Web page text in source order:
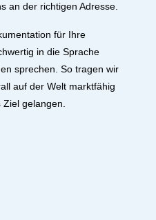
an der richtigen Adresse.
für Ihre
in die Sprache
sprechen. So tragen wir
auf der Welt marktfähig
gelangen.